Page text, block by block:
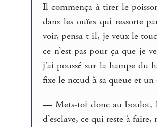
Il commença à tirer le
dans les ouïes qui ressorte
voir, pensa-t-il, je veux le
ce n’est pas pour ça que je
j’ai poussé sur la hampe du
fixe le nœud à sa queue et un
— Mets-toi donc au boulot,
d’esclave, ce qui reste à